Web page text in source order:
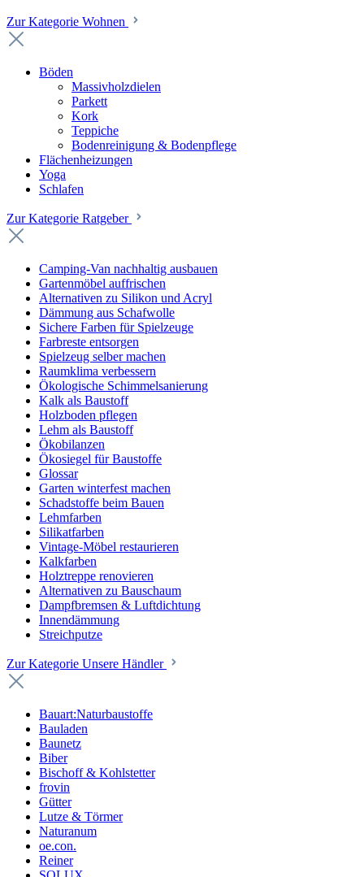
Zur Kategorie Wohnen
Böden
Massivholzdielen
Parkett
Kork
Teppiche
Bodenreinigung & Bodenpflege
Flächenheizungen
Yoga
Schlafen
Zur Kategorie Ratgeber
Camping-Van nachhaltig ausbauen
Gartenmöbel auffrischen
Alternativen zu Silikon und Acryl
Dämmung aus Schafwolle
Sichere Farben für Spielzeuge
Farbreste entsorgen
Spielzeug selber machen
Raumklima verbessern
Ökologische Schimmelsanierung
Kalk als Baustoff
Holzboden pflegen
Lehm als Baustoff
Ökobilanzen
Ökosiegel für Baustoffe
Glossar
Garten winterfest machen
Schadstoffe beim Bauen
Lehmfarben
Silikatfarben
Vintage-Möbel restaurieren
Kalkfarben
Holztreppe renovieren
Alternativen zu Bauschaum
Dampfbremsen & Luftdichtung
Innendämmung
Streichputze
Zur Kategorie Unsere Händler
Bauart:Naturbaustoffe
Bauladen
Baunetz
Biber
Bischoff & Kohlstetter
frovin
Gütter
Lutze & Törmer
Naturanum
oe.con.
Reiner